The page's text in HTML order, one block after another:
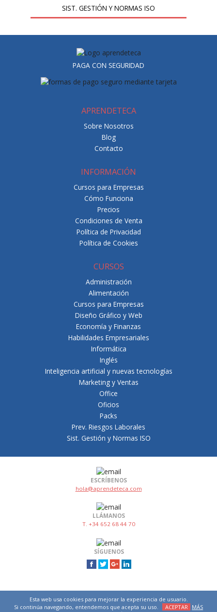
SIST. GESTIÓN Y NORMAS ISO
PAGA CON SEGURIDAD
APRENDETECA
Sobre Nosotros
Blog
Contacto
INFORMACIÓN
Cursos para Empresas
Cómo Funciona
Precios
Condiciones de Venta
Política de Privacidad
Política de Cookies
CURSOS
Administración
Alimentación
Cursos para Empresas
Diseño Gráfico y Web
Economía y Finanzas
Habilidades Empresariales
Informática
Inglés
Inteligencia artificial y nuevas tecnologías
Marketing y Ventas
Office
Oficios
Packs
Prev. Riesgos Laborales
Sist. Gestión y Normas ISO
ESCRÍBENOS
hola@aprendeteca.com
LLÁMANOS
T. +34 652 68 44 70
SÍGUENOS
Esta web usa cookies para mejorar la experiencia de usuario.
Si continúa navegando, entendemos que acepta su uso.
ACEPTAR
MÁS